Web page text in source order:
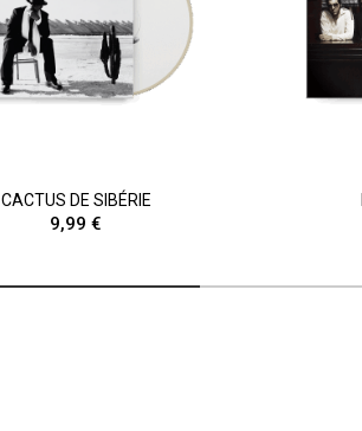
CACTUS DE SIBÉRIE
9,99 €